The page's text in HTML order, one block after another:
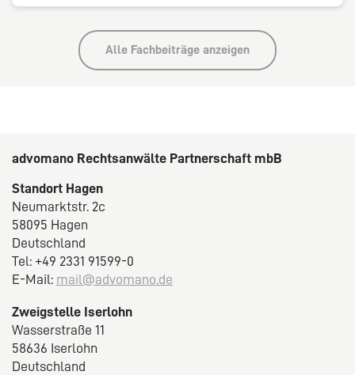
Alle Fachbeiträge anzeigen
advomano Rechtsanwälte Partnerschaft mbB
Standort Hagen
Neumarktstr. 2c
58095 Hagen
Deutschland
Tel: +49 2331 91599-0
E-Mail: mail@advomano.de
Zweigstelle Iserlohn
Wasserstraße 11
58636 Iserlohn
Deutschland